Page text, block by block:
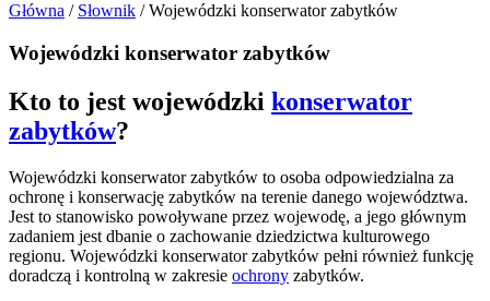
Główna / Słownik / Wojewódzki konserwator zabytków
Wojewódzki konserwator zabytków
Kto to jest wojewódzki konserwator
zabytków?
Wojewódzki konserwator zabytków to osoba odpowiedzialna za
ochronę i konserwację zabytków na terenie danego województwa.
Jest to stanowisko powoływane przez wojewodę, a jego głównym
zadaniem jest dbanie o zachowanie dziedzictwa kulturowego
regionu. Wojewódzki konserwator zabytków pełni również funkcję
doradczą i kontrolną w zakresie ochrony zabytków.